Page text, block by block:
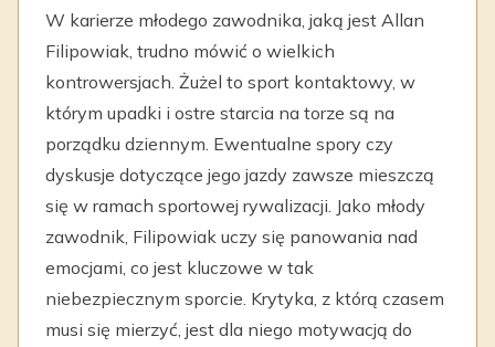
W karierze młodego zawodnika, jaką jest Allan
Filipowiak, trudno mówić o wielkich
kontrowersjach. Żużel to sport kontaktowy, w
którym upadki i ostre starcia na torze są na
porządku dziennym. Ewentualne spory czy
dyskusje dotyczące jego jazdy zawsze mieszczą
się w ramach sportowej rywalizacji. Jako młody
zawodnik, Filipowiak uczy się panowania nad
emocjami, co jest kluczowe w tak
niebezpiecznym sporcie. Krytyka, z którą czasem
musi się mierzyć, jest dla niego motywacją do